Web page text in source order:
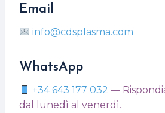
Email
info@cdsplasma.com
WhatsApp
+34 643 177 032 —
dal lunedì al venerdì.